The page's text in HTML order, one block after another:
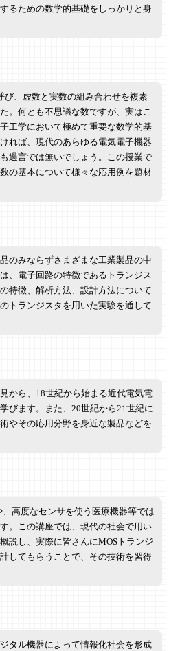
るための数学的基礎をしっかりと身
び、虚数と実数の組み合わせを複素
。何とも不思議な数ですが、実はこ
工学において極めて重要な数学的基
れば、現代のあらゆる電気電子機器
過言では無いでしょう。この授業で
の基本について様々な応用例を題材
のみならずさまざまな工業製品の中
、電子回路の特徴であるトランジス
特徴、解析方法、設計方法について
トランジスタを用いた実験を通して
から、18世紀から始まる近代電気電
びます。また、20世紀から21世紀に
やその応用分野を身近な製品などを
高度なセンサを使う医療機器等では
。この講座では、現代の社会で用い
説し、実際に皆さんにMOSトランジ
してもらうことで、その技術を習得
タル機器によって情報化社会を形成